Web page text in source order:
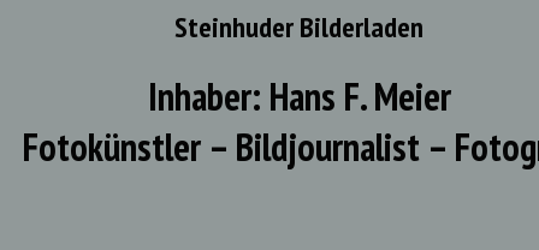
Steinhuder Bilderladen
Inhaber: Hans F. Meier
Fotokünstler – Bildjournalist –